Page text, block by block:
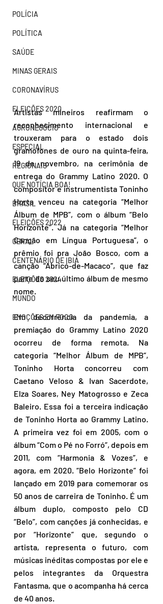
POLÍCIA
POLÍTICA
SAÚDE
MINAS GERAIS
CORONAVÍRUS
ELEIÇÕES 2020
AGRONEGÓCIO
ESPECIAL
REGIONAIS
QUE NOTÍCIA BOA!
BRASIL
ELEIÇÕES 2022
GERAL
CENTENÁRIO DE IBIÁ
ELEIÇÕES 2024
MUNDO
EMOÇÕES EM FOCO
Artistas mineiros reafirmam o
reconhecimento internacional e
trouxeram para o estado dois
gramofones de ouro na quinta-feira,
19 de novembro, na cerimônia de
entrega do Grammy Latino 2020. O
compositor e instrumentista Toninho
Horta venceu na categoria “Melhor
Álbum de MPB”, com o álbum “Belo
Horizonte”. Já na categoria “Melhor
Canção em Língua Portuguesa”, o
prêmio foi pra João Bosco, com a
canção “Abricó-de-Macaco”, que faz
parte do seu último álbum de mesmo
nome.
Em decorrência da pandemia, a
premiação do Grammy Latino 2020
ocorreu de forma remota. Na
categoria “Melhor Álbum de MPB”,
Toninho Horta concorreu com
Caetano Veloso & Ivan Sacerdote,
Elza Soares, Ney Matogrosso e Zeca
Baleiro. Essa foi a terceira indicação
de Toninho Horta ao Grammy Latino.
A primeira vez foi em 2005, com o
álbum “Com o Pé no Forró”, depois em
2011, com “Harmonia & Vozes”, e
agora, em 2020. “Belo Horizonte” foi
lançado em 2019 para comemorar os
50 anos de carreira de Toninho. É um
álbum duplo, composto pelo CD
“Belo”, com canções já conhecidas, e
por “Horizonte” que, segundo o
artista, representa o futuro, com
músicas inéditas compostas por ele e
pelos integrantes da Orquestra
Fantasma, que o acompanha há cerca
de 40 anos.